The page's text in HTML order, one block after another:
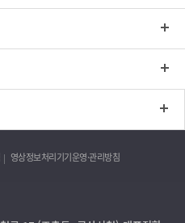
영상정보처리기기운영·관리방침